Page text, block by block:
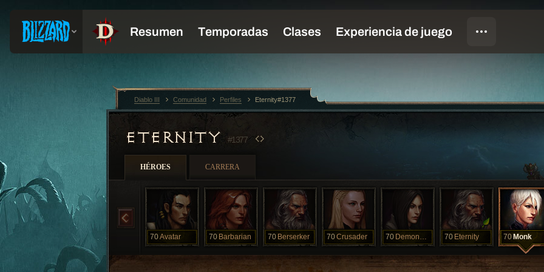
ETERNITY #1377
HÉROES CARRERA
70Avatar 70 Barbarian 70 Berserker 70Crusader 70 DemonHunter 70 Eternity 70 Monk
Diablo III Comunidad Perfiles Eternity#1377